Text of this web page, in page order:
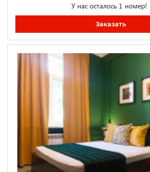
У нас осталось 1 номер!
Заказать